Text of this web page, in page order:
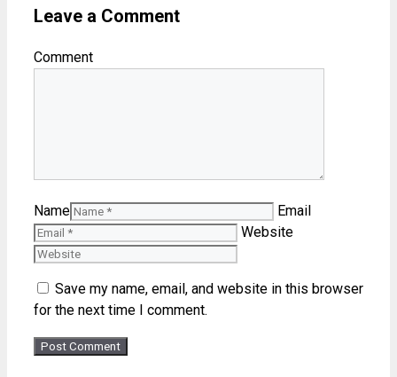
Leave a Comment
Comment
Name
Email
Website
Save my name, email, and website in this browser
for the next time I comment.